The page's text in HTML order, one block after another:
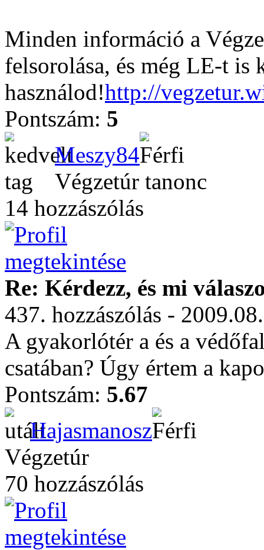
Minden információ a
felsorolása, és még LE-t is
használod!http://
Pontszám: 5
Meszy84
Végzetúr tanonc
14 hozzászólás
Re: Kérdezz, és mi
437. hozzászólás -
A gyakorlótér a és a
csatában? Úgy értem a
Pontszám: 5.67
Hajasmanosz
Végzetúr
70 hozzászólás